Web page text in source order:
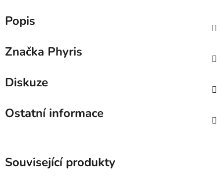
Popis
Značka Phyris
Diskuze
Ostatní informace
Související produkty